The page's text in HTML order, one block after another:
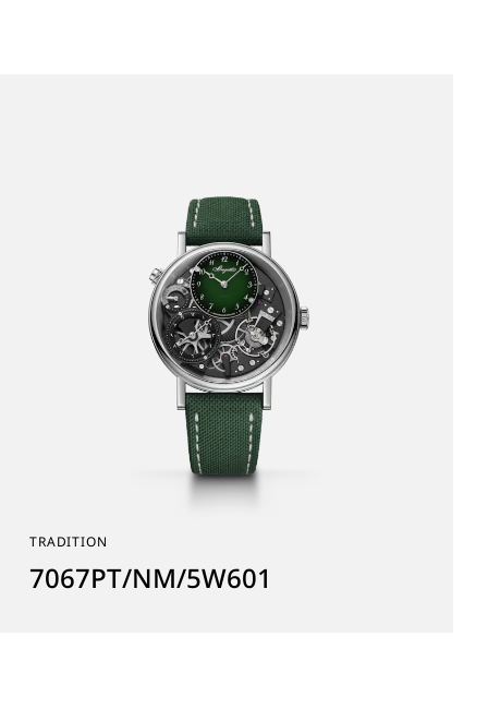
TRADITION
7067PT/NM/5W601